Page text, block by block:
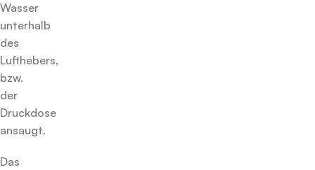
Wasser
unterhalb
des
Lufthebers,
bzw.
der
Druckdose
ansaugt.
Das